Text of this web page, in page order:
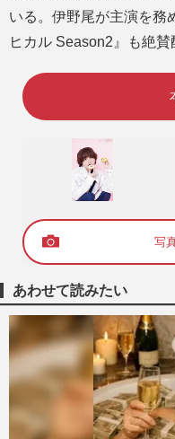
いる。伊野尾が主演を務
ヒカル Season2』も絶賛
写
あわせて読みたい